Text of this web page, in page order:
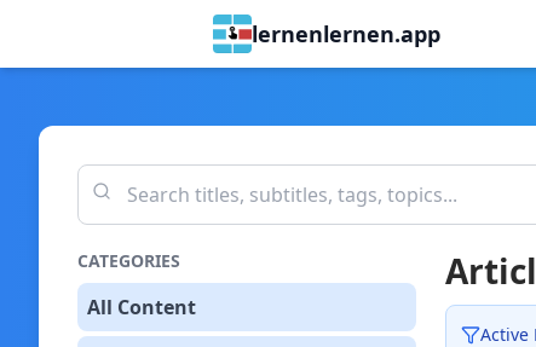
lernenlernen.app
CATEGORIES
All Content
Active